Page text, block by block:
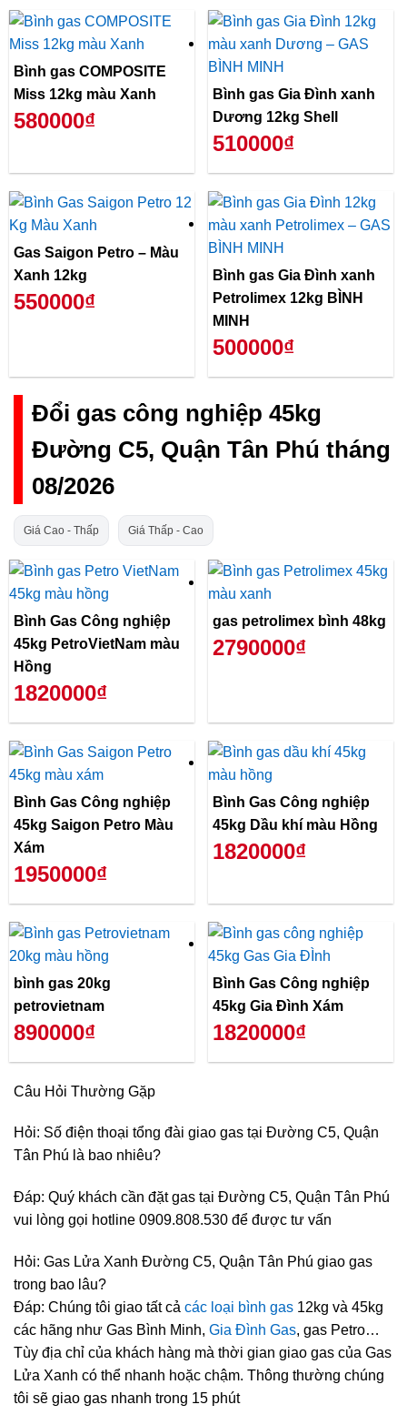
Bình gas COMPOSITE
Miss 12kg màu Xanh
580000₫
Bình gas Gia Đình xanh
Dương 12kg Shell
510000₫
Gas Saigon Petro – Màu
Xanh 12kg
550000₫
Bình gas Gia Đình xanh
Petrolimex 12kg BÌNH
MINH
500000₫
Đổi gas công nghiệp 45kg
Đường C5, Quận Tân Phú tháng
08/2026
Giá Cao - Thấp Giá Thấp - Cao
Bình Gas Công nghiệp
45kg PetroVietNam màu
Hồng
1820000₫
gas petrolimex bình 48kg
2790000₫
Bình Gas Công nghiệp
45kg Saigon Petro Màu
Xám
1950000₫
Bình Gas Công nghiệp
45kg Dầu khí màu Hồng
1820000₫
bình gas 20kg
petrovietnam
890000₫
Bình Gas Công nghiệp
45kg Gia Đình Xám
1820000₫
Câu Hỏi Thường Gặp
Hỏi: Số điện thoại tổng đài giao gas tại Đường C5, Quận
Tân Phú là bao nhiêu?
Đáp: Quý khách cần đặt gas tại Đường C5, Quận Tân Phú
vui lòng gọi hotline 0909.808.530 để được tư vấn
Hỏi: Gas Lửa Xanh Đường C5, Quận Tân Phú giao gas
trong bao lâu?
Đáp: Chúng tôi giao tất cả các loại bình gas 12kg và 45kg
các hãng như Gas Bình Minh, Gia Đình Gas, gas Petro…
Tùy địa chỉ của khách hàng mà thời gian giao gas của Gas
Lửa Xanh có thể nhanh hoặc chậm. Thông thường chúng
tôi sẽ giao gas nhanh trong 15 phút